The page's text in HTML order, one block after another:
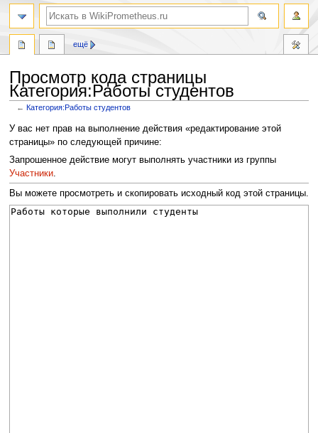
Просмотр кода страницы
Категория:Работы студентов
←Категория:Работы студентов
Перейти
к
навигации
Перейти
к
поиску
У вас нет прав на выполнение действия «редактирование этой
страницы» по следующей причине:
Запрошенное действие могут выполнять участники из группы
Участники.
Вы можете просмотреть и скопировать исходный код этой страницы.
ещё
поиск